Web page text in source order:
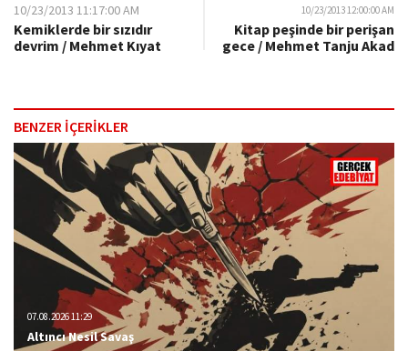
10/23/2013 11:17:00 AM
Kemiklerde bir sızıdır
devrim / Mehmet Kıyat
10/23/2013 12:00:00 AM
Kitap peşinde bir perişan
gece / Mehmet Tanju Akad
BENZER İÇERİKLER
07.08.2026 11:29
Altıncı Nesil Savaş